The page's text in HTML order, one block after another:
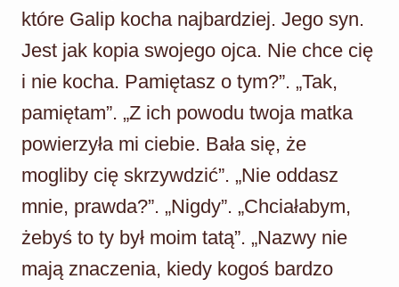
które Galip kocha najbardziej. Jego syn.
Jest jak kopia swojego ojca. Nie chce cię
i nie kocha. Pamiętasz o tym?”. „Tak,
pamiętam”. „Z ich powodu twoja matka
powierzyła mi ciebie. Bała się, że
mogliby cię skrzywdzić”. „Nie oddasz
mnie, prawda?”. „Nigdy”. „Chciałabym,
żebyś to ty był moim tatą”. „Nazwy nie
mają znaczenia, kiedy kogoś bardzo